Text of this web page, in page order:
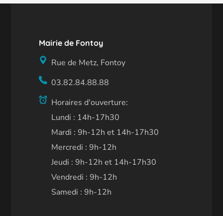
Mairie de Fontoy
Rue de Metz, Fontoy
03.82.84.88.88
Horaires d'ouverture:
Lundi : 14h-17h30
Mardi : 9h-12h et 14h-17h30
Mercredi : 9h-12h
Jeudi : 9h-12h et 14h-17h30
Vendredi : 9h-12h
Samedi : 9h-12h